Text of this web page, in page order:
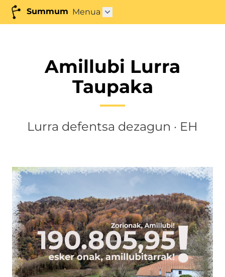
Summum Menua Azpimenua ireki"
Amillubi Lurra
Taupaka
Lurra defentsa dezagun · EH